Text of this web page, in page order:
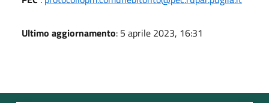
Ultimo aggiornamento: 5 aprile 2023, 16:31